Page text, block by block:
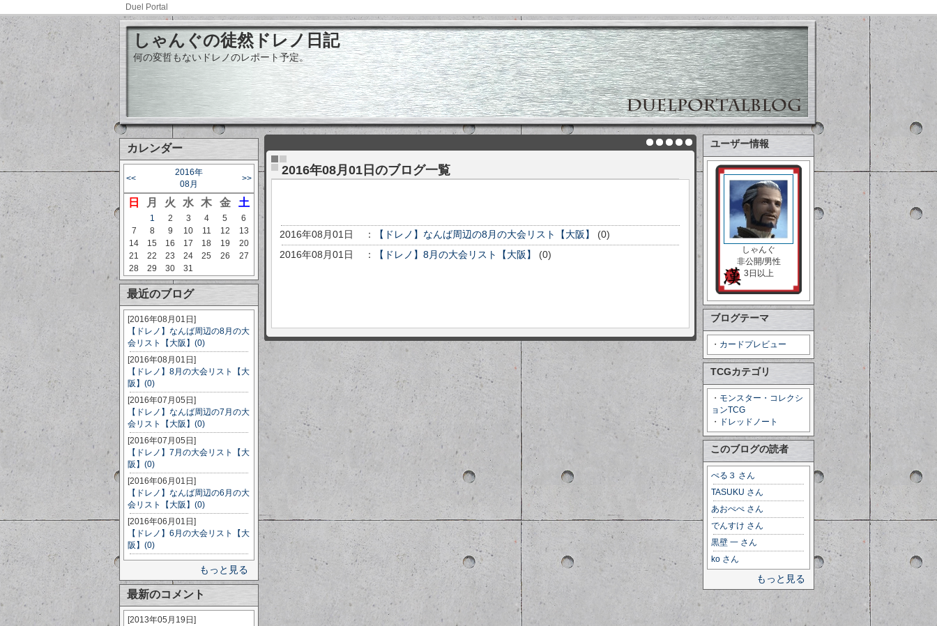
Duel Portal
しゃんぐの徒然ドレノ日記
何の変哲もないドレノのレポート予定。
カレンダー
<<
2016年
08月
>>
日 月 火 水 木 金 土
1 2 3 4 5
6
7
8 9 10 11 12
13
14
15 16 17 18 19
20
21
22 23 24 25 26
27
28
29 30 31
最近のブログ
[2016年08月01日]
【ドレノ】なんば周辺の8月の大
会リスト【大阪】(0)
[2016年08月01日]
【ドレノ】8月の大会リスト【大
阪】(0)
[2016年07月05日]
【ドレノ】なんば周辺の7月の大
会リスト【大阪】(0)
[2016年07月05日]
【ドレノ】7月の大会リスト【大
阪】(0)
[2016年06月01日]
【ドレノ】なんば周辺の6月の大
会リスト【大阪】(0)
[2016年06月01日]
【ドレノ】6月の大会リスト【大
阪】(0)
もっと見る
最新のコメント
[2013年05月19日]
ユーザー情報
しゃんぐ
非公開/男性
3日以上
ブログテーマ
・ カードプレビュー
TCGカテゴリ
・ モンスター・コレクシ
ョンTCG
・
ドレッドノート
このブログの読者
ぺる３ さん
TASUKU さん
あおぺぺ さん
でんすけ さん
黒壁 一 さん
ko さん
もっと見る
2016年08月01日のブログ一覧
2016年08月01日 ： 【ドレノ】なんば周辺の8月の大会リスト【大阪】
(0)
2016年08月01日
： 【ドレノ】8月の大会リスト【大阪】 (0)